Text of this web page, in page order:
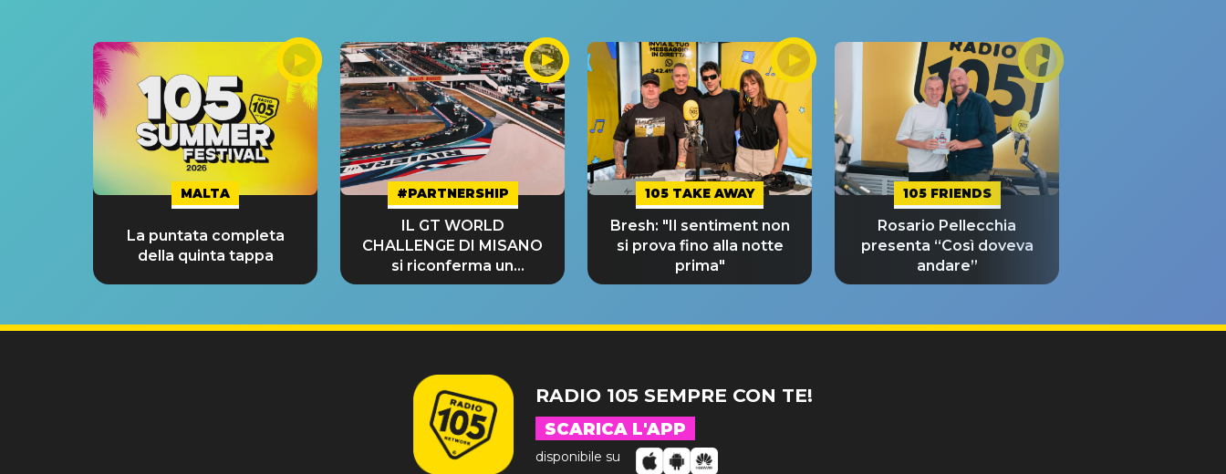
MALTA
La puntata completa
della quinta tappa
#PARTNERSHIP
IL GT WORLD
CHALLENGE DI MISANO
si riconferma un
GRANDE SUCCESSO!
105 TAKE AWAY
Bresh: "Il sentiment non
si prova fino alla notte
prima"
105 FRIENDS
Rosario Pellecchia
presenta “Così doveva
andare”
RADIO 105 SEMPRE CON TE!
SCARICA L'APP
disponibile su